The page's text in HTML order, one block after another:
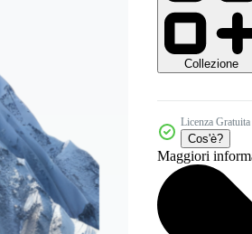
Collezione
Licenza Gratuita
Cos'è?
Maggiori